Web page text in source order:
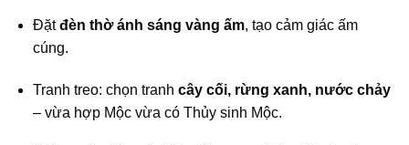
Đặtđèn thờ ánh sáng vàng ấm, tạo cảm giác ấm
cúng.
Tranh treo: chọn tranh cây cối, rừng xanh, nước chảy
– vừa hợp Mộc vừa có Thủy sinh Mộc.